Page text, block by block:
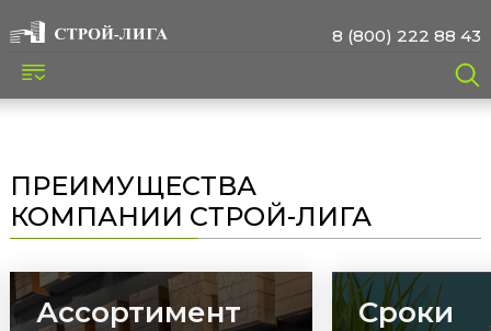
8 (800) 222 88 43
ПРЕИМУЩЕСТВА
КОМПАНИИ СТРОЙ-ЛИГА
Ассортимент Сроки